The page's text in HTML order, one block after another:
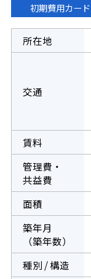
初期費用カー
所在地
交通
賃料
管理費・
共益費
面積
築年月
（築年数）
種別 / 構造